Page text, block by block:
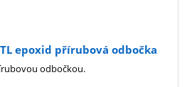
epoxid přírubová odbočka
odbočkou.